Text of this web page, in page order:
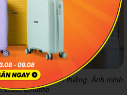
cổ kính và linh thiêng. Ảnh minh
Dulichphutho